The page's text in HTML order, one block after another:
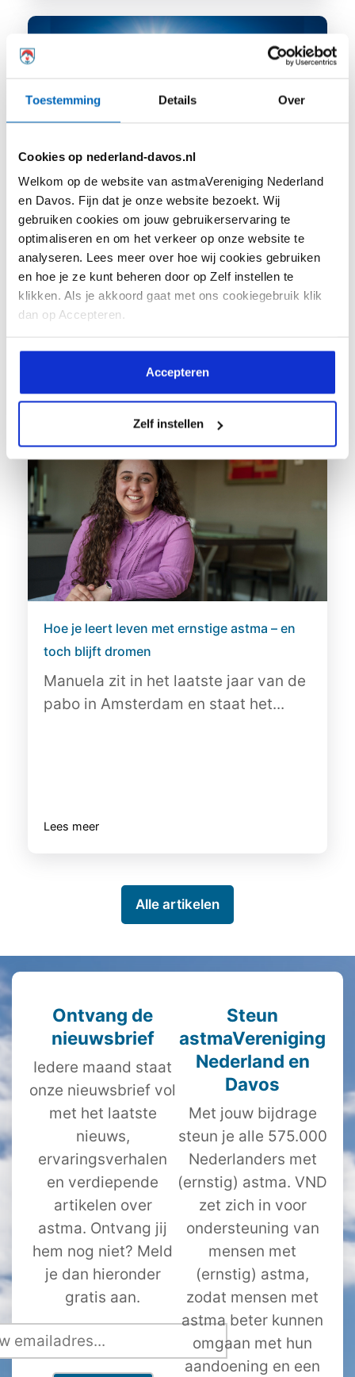
Toestemming Details Over
Cookies op nederland-davos.nl
Welkom op de website van astmaVereniging Nederland
en Davos. Fijn dat je onze website bezoekt. Wij
gebruiken cookies om jouw gebruikerservaring te
optimaliseren en om het verkeer op onze website te
analyseren. Lees meer over hoe wij cookies gebruiken
en hoe je ze kunt beheren door op Zelf instellen te
klikken. Als je akkoord gaat met ons cookiegebruik klik
dan op Accepteren.
Accepteren
Zelf instellen
Hoe kom je een hittegolf door als je astma
hebt?
Op het moment is het warm in
Nederland. Heb je astma, dan kan
dit...
Lees meer
Hoe je leert leven met ernstige astma – en
toch blijft dromen
Manuela zit in het laatste jaar van de
pabo in Amsterdam en staat het...
Lees meer
Alle artikelen
Ontvang de
nieuwsbrief
Iedere maand staat
onze nieuwsbrief vol
met het laatste
nieuws,
ervaringsverhalen
en verdiepende
artikelen over
astma. Ontvang jij
hem nog niet? Meld
je dan hieronder
gratis aan.
Steun
astmaVereniging
Nederland en
Davos
Met jouw bijdrage
steun je alle 575.000
Nederlanders met
(ernstig) astma. VND
zet zich in voor
ondersteuning van
mensen met
(ernstig) astma,
zodat mensen met
astma beter kunnen
omgaan met hun
aandoening en een